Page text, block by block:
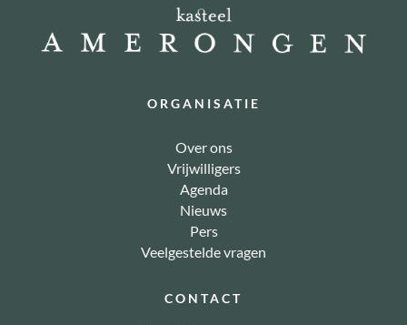
ORGANISATIE
Over ons
Vrijwilligers
Agenda
Nieuws
Pers
Veelgestelde vragen
CONTACT